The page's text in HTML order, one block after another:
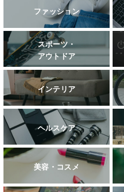
ファッション
スポーツ・
アウトドア
インテリア
ヘルスケア
美容・コスメ